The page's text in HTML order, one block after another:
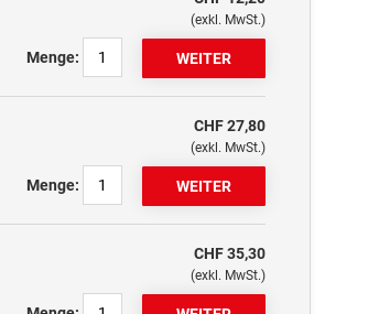
(exkl. MwSt.)
Menge:
CHF 27,80
(exkl. MwSt.)
Menge:
CHF 35,30
(exkl. MwSt.)